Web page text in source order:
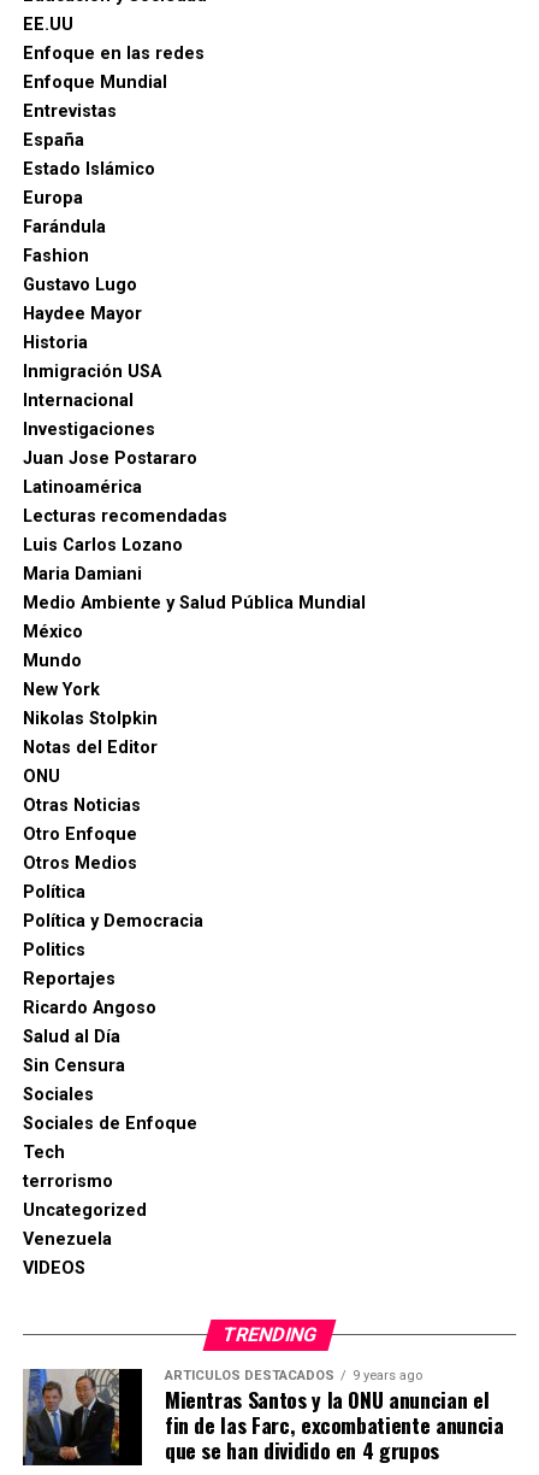
EE.UU
Enfoque en las redes
Enfoque Mundial
Entrevistas
España
Estado Islámico
Europa
Farándula
Fashion
Gustavo Lugo
Haydee Mayor
Historia
Inmigración USA
Internacional
Investigaciones
Juan Jose Postararo
Latinoamérica
Lecturas recomendadas
Luis Carlos Lozano
Maria Damiani
Medio Ambiente y Salud Pública Mundial
México
Mundo
New York
Nikolas Stolpkin
Notas del Editor
ONU
Otras Noticias
Otro Enfoque
Otros Medios
Política
Política y Democracia
Politics
Reportajes
Ricardo Angoso
Salud al Día
Sin Censura
Sociales
Sociales de Enfoque
Tech
terrorismo
Uncategorized
Venezuela
VIDEOS
TRENDING
ARTICULOS DESTACADOS 9 years ago
Mientras Santos y la ONU anuncian el
fin de las Farc, excombatiente anuncia
que se han dividido en 4 grupos